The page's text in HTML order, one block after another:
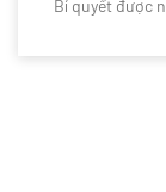
Bí quyết được